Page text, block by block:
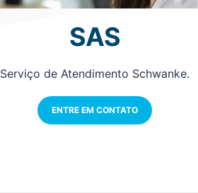
SAS
Serviço de Atendimento Schwanke.
ENTRE EM CONTATO